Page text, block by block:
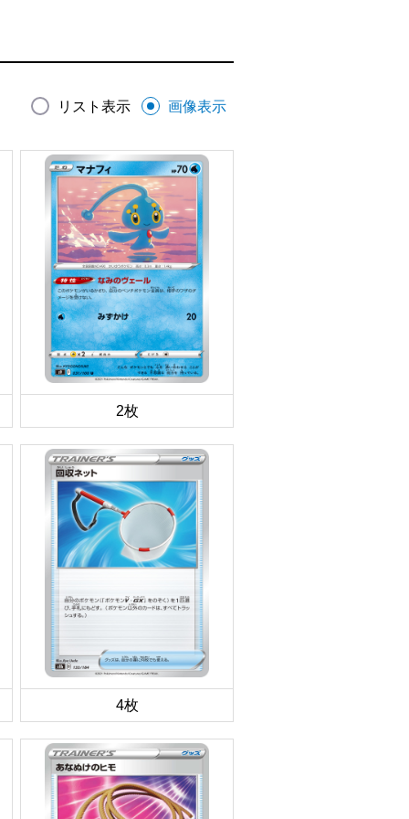
リスト表示 画像表示
2枚
4枚